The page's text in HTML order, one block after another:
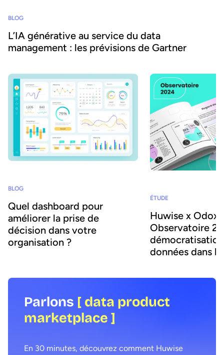
BLOG
L’IA générative au service du data
management : les prévisions de Gartner
BLOG
Quel dashboard pour
améliorer la prise de
décision dans votre
organisation ?
ÉTUDE
Huwise x
Observatoire
données dans
Parlons [ data product
marketplace ]
En 30 minutes, découvrez comment Huwise